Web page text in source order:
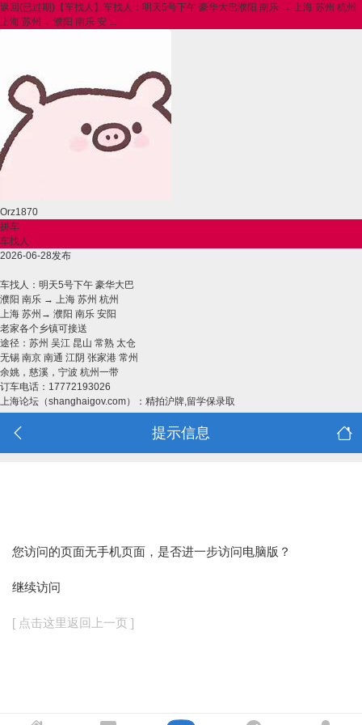
返回(已过期)【车找人】车找人：明天5号下午 豪华大巴濮阳 南乐 → 上海 苏州 杭州
上海 苏州→ 濮阳 南乐 安 ...
Orz1870
拼车
车找人
2026-06-28发布
车找人：明天5号下午 豪华大巴
濮阳 南乐 → 上海 苏州 杭州
上海 苏州→ 濮阳 南乐 安阳
老家各个乡镇可接送
途径：苏州 吴江 昆山 常熟 太仓
无锡 南京 南通 江阴 张家港 常州
余姚，慈溪，宁波 杭州一带
订车电话：17772193026
上海论坛（shanghaigov.com）：精拍沪牌,留学保录取
提示信息
您访问的页面无手机页面，是否进一步访问电脑版？
继续访问
[ 点击这里返回上一页 ]